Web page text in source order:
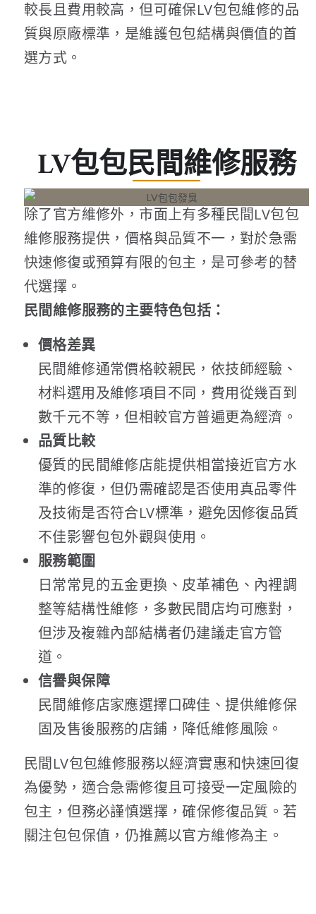
較長且費用較高，但可確保LV包包維修的品
質與原廠標準，是維護包包結構與價值的首
選方式。
LV包包民間維修服務
除了官方維修外，市面上有多種民間LV包包
維修服務提供，價格與品質不一，對於急需
快速修復或預算有限的包主，是可參考的替
代選擇。
民間維修服務的主要特色包括：
價格差異
民間維修通常價格較親民，依技師經驗、
材料選用及維修項目不同，費用從幾百到
數千元不等，但相較官方普遍更為經濟。
品質比較
優質的民間維修店能提供相當接近官方水
準的修復，但仍需確認是否使用真品零件
及技術是否符合LV標準，避免因修復品質
不佳影響包包外觀與使用。
服務範圍
日常常見的五金更換、皮革補色、內裡調
整等結構性維修，多數民間店均可應對，
但涉及複雜內部結構者仍建議走官方管
道。
信譽與保障
民間維修店家應選擇口碑佳、提供維修保
固及售後服務的店鋪，降低維修風險。
民間LV包包維修服務以經濟實惠和快速回復
為優勢，適合急需修復且可接受一定風險的
包主，但務必謹慎選擇，確保修復品質。若
關注包包保值，仍推薦以官方維修為主。